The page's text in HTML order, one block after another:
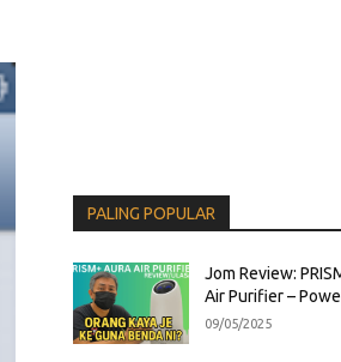
PALING POPULAR
Jom Review:
Air Purifier –
09/05/2025